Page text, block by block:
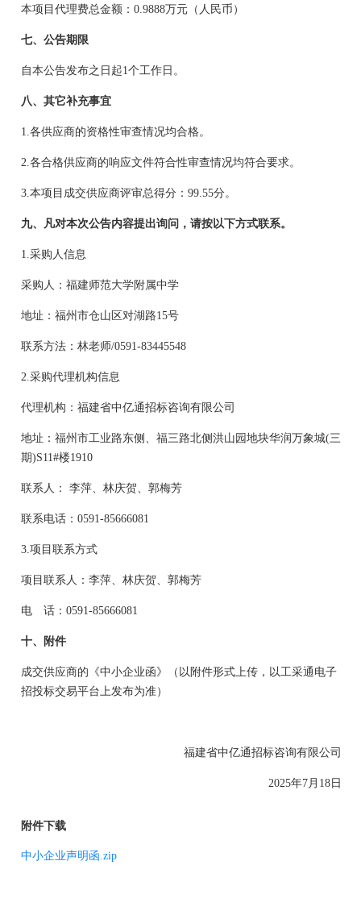
本项目代理费总金额： 0.9888万元（人民币）
七、公告期限
自本公告发布之日起1个工作日。
八、其它补充事宜
1.各供应商的资格性审查情况均合格。
2.各合格供应商的响应文件符合性审查情况均符合要求。
3.本项目 成交供应商评审总得分： 99.55分。
九、凡对本次公告内容提出询问，请按以下方式联系。
1.采购人信息
采购人：福建师范大学附属中学
地址：福州市仓山区对湖路15号
联系方法：林老师/0591-83445548
2.采购代理机构信息
代理机构：福建省中亿通招标咨询有限公司
地址： 福州市工业路东侧、福三路北侧洪山园地块华润万象城(三
期)S11#楼1910
联系人： 李萍、林庆贺、郭梅芳
联系电话： 0591-85666081
3.项目联系方式
项目联系人： 李萍、 林庆贺、郭梅芳
电 话： 0591-85666081
十、 附件
成交供应商的《中小企业函》（以附件形式上传，以工采通电子
招投标交易平台上发布为准）
福建省中亿通招标咨询有限公司
2025年7月18日
附件下载
中小企业声明函.zip